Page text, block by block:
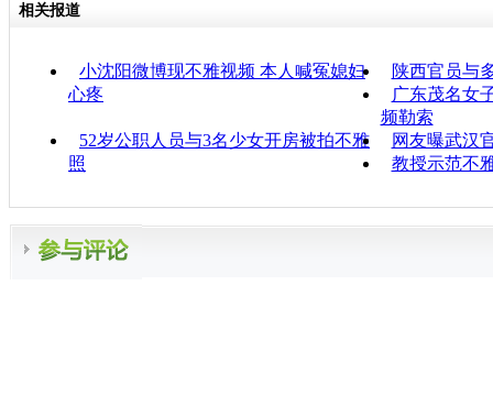
相关报道
小沈阳微博现不雅视频 本人喊冤媳妇
心疼
陕西官员与
广东茂名女
频勒索
52岁公职人员与3名少女开房被拍不雅
照
网友曝武汉
教授示范不